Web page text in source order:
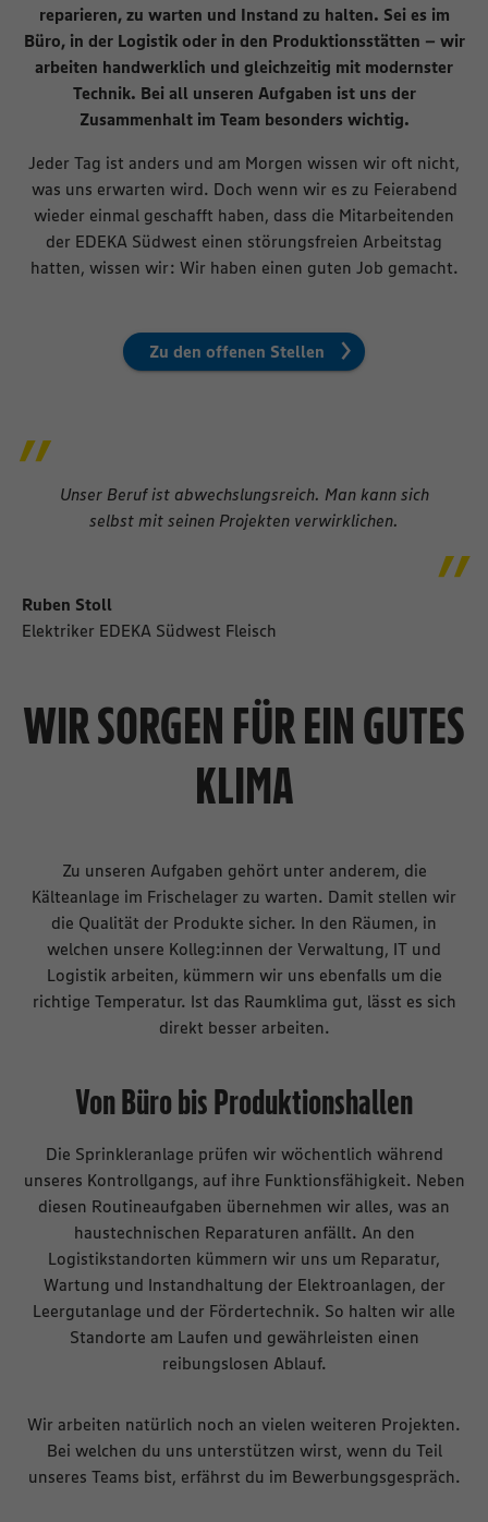
reparieren, zu warten und Instand zu halten. Sei es im
Büro, in der Logistik oder in den Produktionsstätten – wir
arbeiten handwerklich und gleichzeitig mit modernster
Technik. Bei all unseren Aufgaben ist uns der
Zusammenhalt im Team besonders wichtig.
Jeder Tag ist anders und am Morgen wissen wir oft nicht,
was uns erwarten wird. Doch wenn wir es zu Feierabend
wieder einmal geschafft haben, dass die Mitarbeitenden
der EDEKA Südwest einen störungsfreien Arbeitstag
hatten, wissen wir: Wir haben einen guten Job gemacht.
Zu den offenen Stellen
Unser Beruf ist abwechslungsreich. Man kann sich
selbst mit seinen Projekten verwirklichen.
Ruben Stoll
Elektriker EDEKA Südwest Fleisch
WIR SORGEN FÜR EIN GUTES
KLIMA
Zu unseren Aufgaben gehört unter anderem, die
Kälteanlage im Frischelager zu warten. Damit stellen wir
die Qualität der Produkte sicher. In den Räumen, in
welchen unsere Kolleg:innen der Verwaltung, IT und
Logistik arbeiten, kümmern wir uns ebenfalls um die
richtige Temperatur. Ist das Raumklima gut, lässt es sich
direkt besser arbeiten.
Von Büro bis Produktionshallen
Die Sprinkleranlage prüfen wir wöchentlich während
unseres Kontrollgangs, auf ihre Funktionsfähigkeit. Neben
diesen Routineaufgaben übernehmen wir alles, was an
haustechnischen Reparaturen anfällt. An den
Logistikstandorten kümmern wir uns um Reparatur,
Wartung und Instandhaltung der Elektroanlagen, der
Leergutanlage und der Fördertechnik. So halten wir alle
Standorte am Laufen und gewährleisten einen
reibungslosen Ablauf.
Wir arbeiten natürlich noch an vielen weiteren Projekten.
Bei welchen du uns unterstützen wirst, wenn du Teil
unseres Teams bist, erfährst du im Bewerbungsgespräch.